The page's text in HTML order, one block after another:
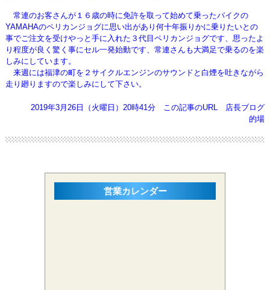
常連のお客さんが１６歳の時に免許を取って始めて乗ったバイクの
YAMAHAのペリカンジョグに思い出があり何十年振りかに乗りたいとの
事でご注文を受けやっと手に入れた３代目ペリカンジョグです、思ったよ
り程度が良く驚く事にセル一発始動です、常連さんも大満足で乗るのを楽
しみにしています。
来週には福津の町を２サイクルエンジンのサウンドと白煙を吐きながら
走り廻りますので楽しみにして下さい。
2019年3月26日（火曜日）20時41分 この記事のURL
店長ブログ
的場
営業カレンダー